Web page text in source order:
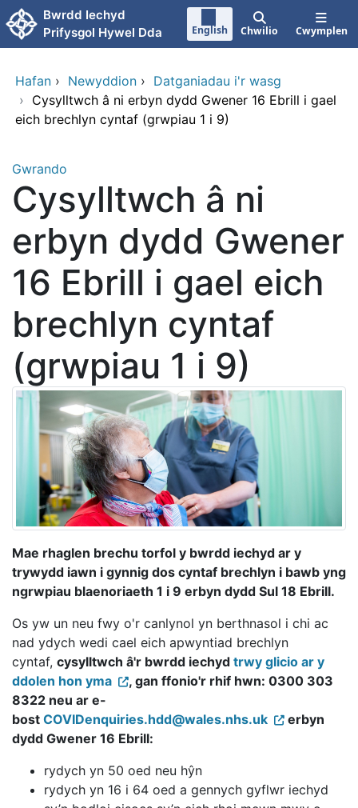
Neidio i'r prif gynnwy
Bwrdd Iechyd
Prifysgol Hywel Dda
English Chwilio Cwymplen
Hafan › Newyddion › Datganiadau i'r wasg
› Cysylltwch â ni erbyn dydd Gwener 16 Ebrill i gael
eich brechlyn cyntaf (grwpiau 1 i 9)
Gwrando
Cysylltwch â ni
erbyn dydd Gwener
16 Ebrill i gael eich
brechlyn cyntaf
(grwpiau 1 i 9)
Mae rhaglen brechu torfol y bwrdd iechyd ar y
trywydd iawn i gynnig dos cyntaf brechlyn i bawb yng
ngrwpiau blaenoriaeth 1 i 9 erbyn dydd Sul 18 Ebrill.
Os yw un neu fwy o'r canlynol yn berthnasol i chi ac
nad ydych wedi cael eich apwyntiad brechlyn
cyntaf, cysylltwch â'r bwrdd iechyd trwy glicio ar y
ddolen hon yma
, gan ffonio'r rhif hwn: 0300 303
8322 neu ar e-
bost COVIDenquiries.hdd@wales.nhs.uk
erbyn
dydd Gwener 16 Ebrill:
rydych yn 50 oed neu hŷn
rydych yn 16 i 64 oed a gennych gyflwr iechyd